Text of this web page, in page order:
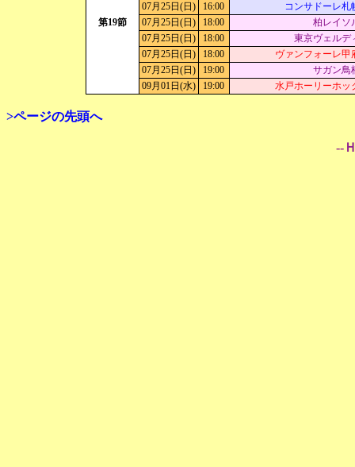
第19節
07月25日(日)
16:00
コンサドーレ札
07月25日(日)
18:00
柏レイソ
07月25日(日)
18:00
東京ヴェルデ
07月25日(日)
18:00
ヴァンフォーレ甲
07月25日(日)
19:00
サガン鳥
09月01日(水)
19:00 水戸ホーリーホッ
>ページの先頭へ
--